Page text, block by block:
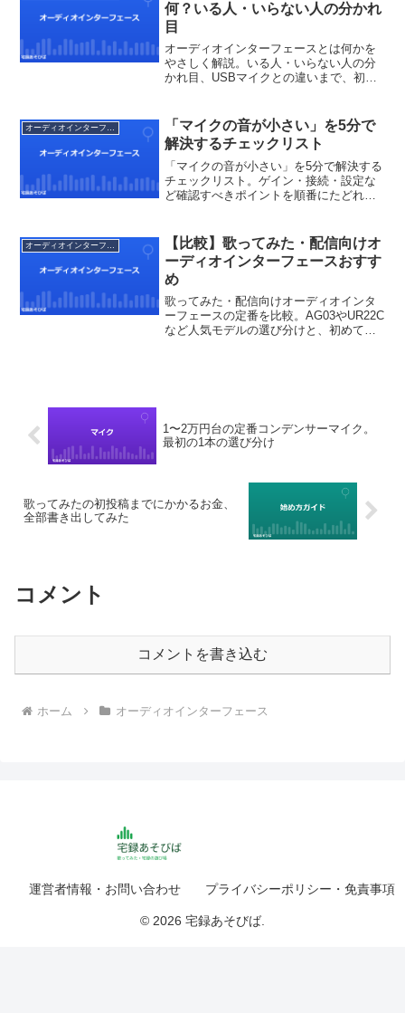
何？いる人・いらない人の分かれ
目
オーディオインターフェースとは何かを
やさしく解説。いる人・いらない人の分
かれ目、USBマイクとの違いまで、初心
オーディオインターフェース
「マイクの音が小さい」を5分で
解決するチェックリスト
「マイクの音が小さい」を5分で解決する
チェックリスト。ゲイン・接続・設定な
ど確認すべきポイントを順番にたどれば
【比較】歌ってみた・配信向けオ
ーディオインターフェースおすす
め
歌ってみた・配信向けオーディオインタ
ーフェースの定番を比較。AG03やUR22C
など人気モデルの選び分けと、初めての1
1〜2万円台の定番コンデンサーマイク。
最初の1本の選び分け
歌ってみたの初投稿までにかかるお金、
全部書き出してみた
コメント
コメントを書き込む
ホーム オーディオインターフェース
運営者情報・お問い合わせ プライバシーポリシー・免責事項
© 2026 宅録あそびば.